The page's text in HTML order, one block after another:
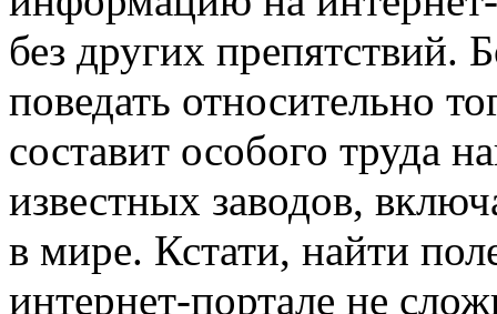
без других препятствий.
поведать относительно
составит особого труда
известных заводов,
в мире. Кстати, найти
интернет-портале не